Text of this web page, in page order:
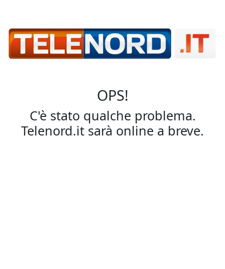
OPS!
C'è stato qualche problema.
Telenord.it sarà online a breve.